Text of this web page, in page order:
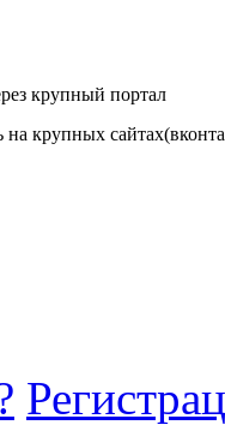
крупный портал
крупных